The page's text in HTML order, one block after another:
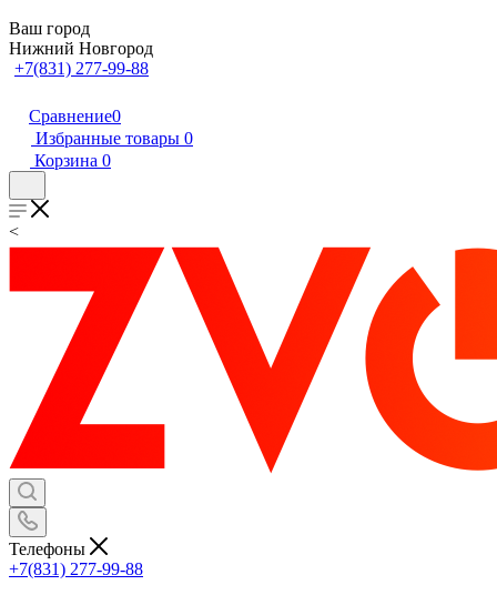
Ваш город
Нижний Новгород
+7(831) 277-99-88
Сравнение0
Избранные товары 0
Корзина 0
<
Телефоны
+7(831) 277-99-88